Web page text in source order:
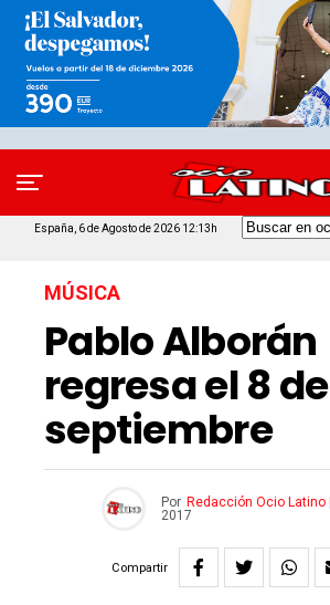
España, 6 de Agosto de 2026 12:13h
MÚSICA
Pablo Alborán
regresa el 8 de
septiembre
Por Redacción Ocio Latino|
2017
Compartir